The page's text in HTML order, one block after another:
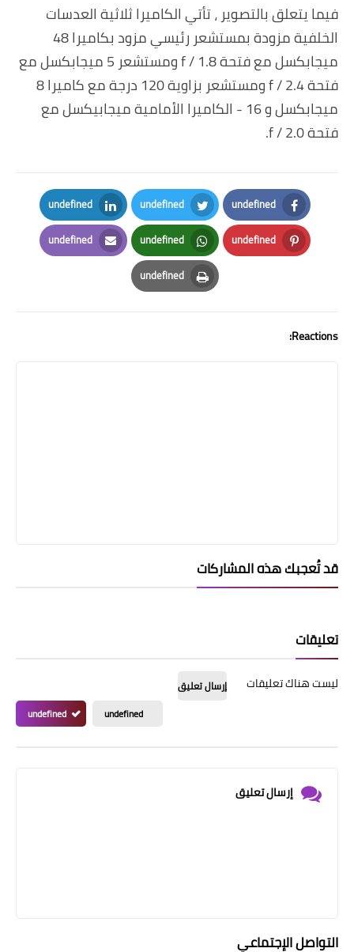
فيما يتعلق بالتصوير ، تأتي الكاميرا ثلاثية العدسات
الخلفية مزودة بمستشعر رئيسي مزود بكاميرا 48
ميجابكسل مع فتحة f / 1.8 ومستشعر 5 ميجابكسل مع
فتحة f / 2.4 ومستشعر بزاوية 120 درجة مع كاميرا 8
ميجابكسل و 16 - الكاميرا الأمامية ميجابيكسل مع
فتحة f / 2.0.
undefined
Facebook
undefined
Twitter
undefined
LinkedIn
undefined
Pinterest
undefined
Whatsapp
undefined
Email
undefined
Print
Reactions:
قد تُعجبك هذه المشاركات
تعليقات
ليست هناك تعليقات
إرسال تعليق
undefined
undefined
إرسال تعليق
التواصل الإجتماعي